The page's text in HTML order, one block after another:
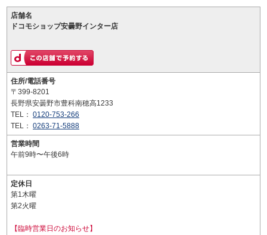
店舗名
ドコモショップ安曇野インター店
住所/電話番号
〒399-8201
長野県安曇野市豊科南穂高1233
TEL： 0120-753-266
TEL： 0263-71-5888
営業時間
午前9時〜午後6時
定休日
第1木曜
第2火曜
【臨時営業日のお知らせ】